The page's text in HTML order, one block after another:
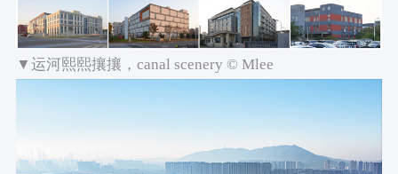
▼运河熙熙攘攘，canal scenery © Mlee